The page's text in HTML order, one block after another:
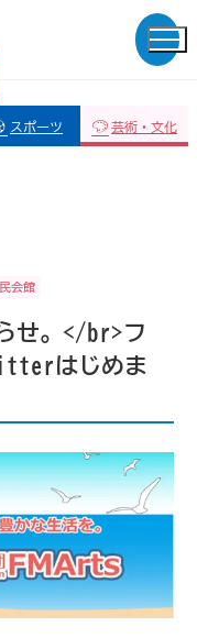
スポーツ 芸術・文化
会館
せ。</br>フ
はじめま